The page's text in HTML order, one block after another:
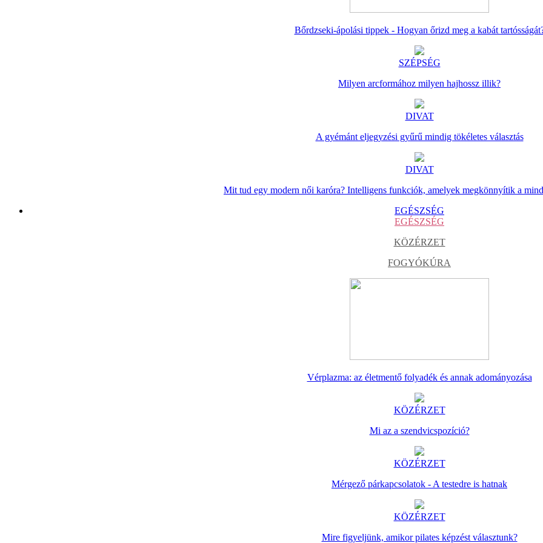
Bőrdzseki-ápolási tippek - Hogyan őrizd meg a kabát
SZÉPSÉG
Milyen arcformához milyen hajhossz illik?
DIVAT
A gyémánt eljegyzési gyűrű mindig tökéletes választás
DIVAT
Mit tud egy modern női karóra? Intelligens funkciók, amelyek megkönnyítik a
EGÉSZSÉG
EGÉSZSÉG
KÖZÉRZET
FOGYÓKÚRA
Vérplazma: az életmentő folyadék és annak adományozása
KÖZÉRZET
Mi az a szendvicspozíció?
KÖZÉRZET
Mérgező párkapcsolatok - A testedre is hatnak
KÖZÉRZET
Mire figyeljünk, amikor pilates képzést választunk?